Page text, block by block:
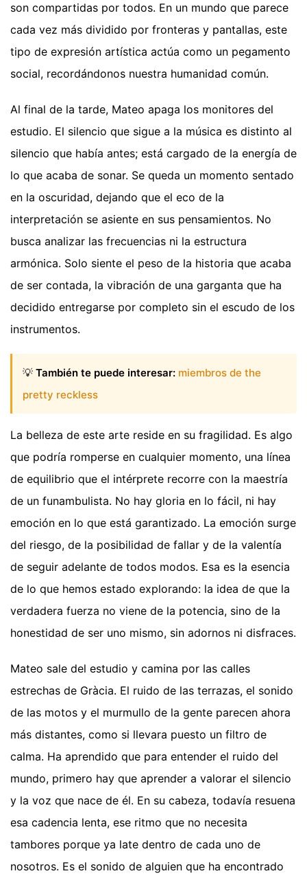
son compartidas por todos. En un mundo que parece
cada vez más dividido por fronteras y pantallas, este
tipo de expresión artística actúa como un pegamento
social, recordándonos nuestra humanidad común.
Al final de la tarde, Mateo apaga los monitores del
estudio. El silencio que sigue a la música es distinto al
silencio que había antes; está cargado de la energía de
lo que acaba de sonar. Se queda un momento sentado
en la oscuridad, dejando que el eco de la
interpretación se asiente en sus pensamientos. No
busca analizar las frecuencias ni la estructura
armónica. Solo siente el peso de la historia que acaba
de ser contada, la vibración de una garganta que ha
decidido entregarse por completo sin el escudo de los
instrumentos.
💡 También te puede interesar: miembros de the
pretty reckless
La belleza de este arte reside en su fragilidad. Es algo
que podría romperse en cualquier momento, una línea
de equilibrio que el intérprete recorre con la maestría
de un funambulista. No hay gloria en lo fácil, ni hay
emoción en lo que está garantizado. La emoción surge
del riesgo, de la posibilidad de fallar y de la valentía
de seguir adelante de todos modos. Esa es la esencia
de lo que hemos estado explorando: la idea de que la
verdadera fuerza no viene de la potencia, sino de la
honestidad de ser uno mismo, sin adornos ni disfraces.
Mateo sale del estudio y camina por las calles
estrechas de Gràcia. El ruido de las terrazas, el sonido
de las motos y el murmullo de la gente parecen ahora
más distantes, como si llevara puesto un filtro de
calma. Ha aprendido que para entender el ruido del
mundo, primero hay que aprender a valorar el silencio
y la voz que nace de él. En su cabeza, todavía resuena
esa cadencia lenta, ese ritmo que no necesita
tambores porque ya late dentro de cada uno de
nosotros. Es el sonido de alguien que ha encontrado